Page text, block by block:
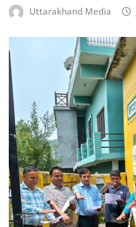
Uttarakhand Media